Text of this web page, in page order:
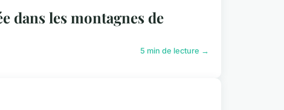
dans les montagnes de
5 min de lecture →